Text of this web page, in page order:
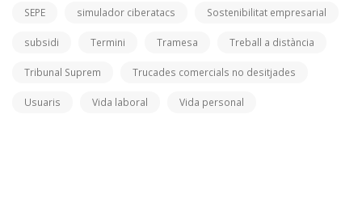
SEPE simulador ciberatacs Sostenibilitat empresarial
subsidi Termini Tramesa Treball a distància
Tribunal Suprem Trucades comercials no desitjades
Usuaris Vida laboral Vida personal